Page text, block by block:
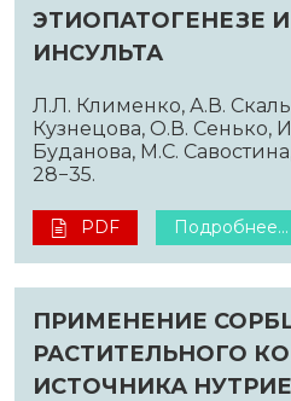
ЭТИОПАТОГЕНЕЗЕ
ИНСУЛЬТА
Л.Л. Клименко, А.В.
Кузнецова, О.В. Сенько,
Буданова, М.С.
28−35.
PDF Подробнее...
ПРИМЕНЕНИЕ
РАСТИТЕЛЬНОГО
ИСТОЧНИКА